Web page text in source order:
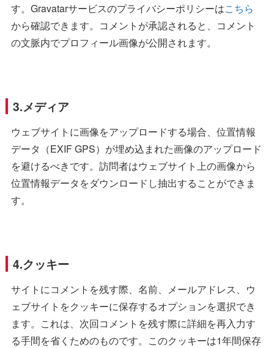
す。Gravatarサービスのプライバシーポリシーはこちら
から確認できます。コメントが承認されると、コメント
の文脈内でプロフィール画像が公開されます。
3.メディア
ウェブサイトに画像をアップロードする場合、位置情報
データ（EXIF GPS）が埋め込まれた画像のアップロード
を避けるべきです。訪問者はウェブサイト上の画像から
位置情報データをダウンロードし抽出することができま
す。
4.クッキー
サイトにコメントを残す際、名前、メールアドレス、ウ
ェブサイトをクッキーに保存するオプションを選択でき
ます。これは、次回コメントを残す際に詳細を再入力す
る手間を省くためのものです。このクッキーは1年間保存